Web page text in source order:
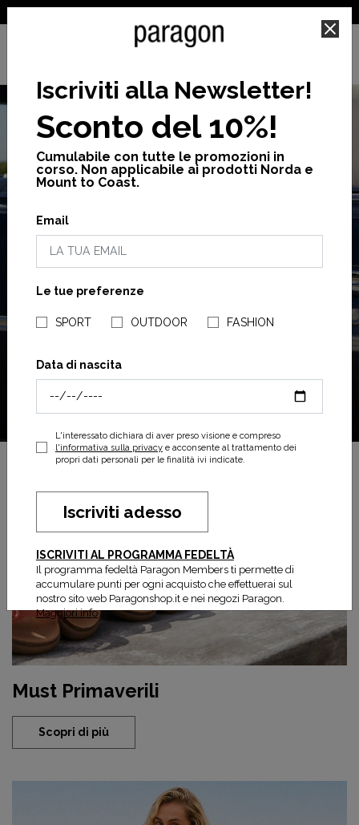
NEGOZI PARAGONSHOP
SALDI
FINO AL -50%
ACQUISTA ORA
Must Primaverili
Scopri di più
Iscriviti alla Newsletter!
Sconto del 10%!
Cumulabile con tutte le promozioni in
corso. Non applicabile ai prodotti Norda e
Mount to Coast.
Email
Le tue preferenze
SPORT OUTDOOR FASHION
Data di nascita
L'interessato dichiara di aver preso visione e compreso
l'informativa sulla privacye acconsente al trattamento dei
propri dati personali per le finalità ivi indicate.
Iscriviti adesso
ISCRIVITI AL PROGRAMMA FEDELTÀ
Il programma fedeltà Paragon Members ti permette di
accumulare punti per ogni acquisto che effettuerai sul
nostro sito web Paragonshop.it e nei negozi Paragon.
Maggiori info